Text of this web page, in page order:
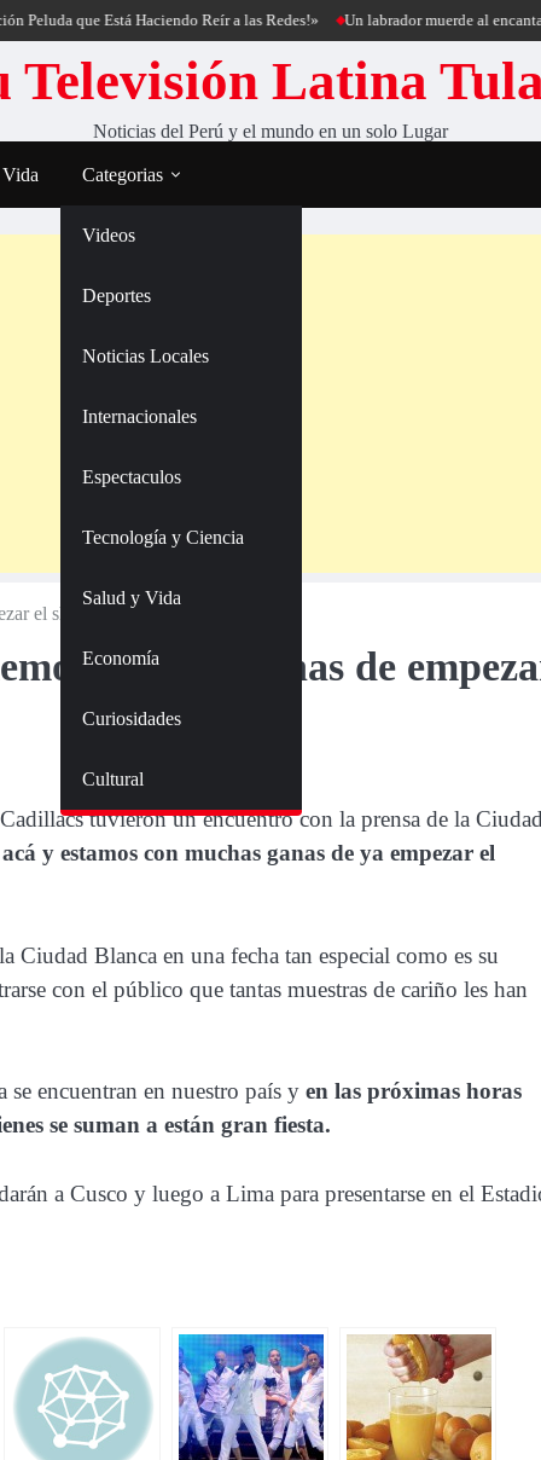
que Está Haciendo Reír a las Redes!» Un labrador muerde al encantador
Televisión Latina
Noticias del Perú y el mundo en un solo Lugar
Categorias
Videos
Deportes
Noticias Locales
Internacionales
Espectaculos
Tecnología y Ciencia
Salud y Vida
Economía
Curiosidades
Cultural
el show
muchas ganas de
tuvieron un encuentro con la prensa de la
y estamos con muchas ganas de ya empezar el
Ciudad Blanca en una fecha tan especial como es su
con el público que tantas muestras de cariño les han
encuentran en nuestro país y en las próximas horas
se suman a están gran fiesta.
a Cusco y luego a Lima para presentarse en el